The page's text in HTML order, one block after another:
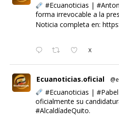
#Ecuanoticias |
forma irrevocable a la
Noticia completa en:
X
Ecuanoticias.oficial
#Ecuanoticias |
oficialmente su
#AlcaldíadeQuito.